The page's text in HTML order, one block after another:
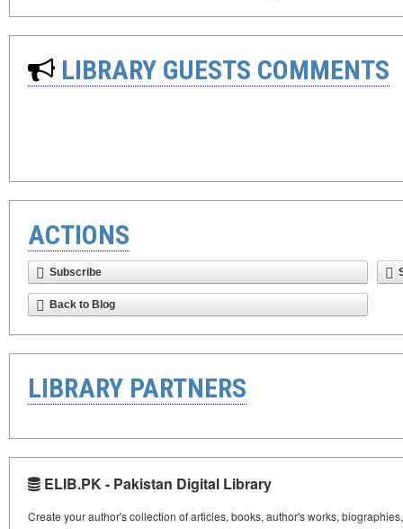
LIBRARY GUESTS COMMENTS
ACTIONS
Subscribe
Back to Blog
LIBRARY PARTNERS
ELIB.PK - Pakistan Digital Library
Create your author's collection of articles, books, author's works,